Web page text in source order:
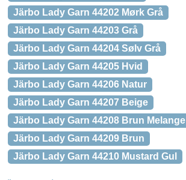
Järbo Lady Garn 44202 Mørk Grå
Järbo Lady Garn 44203 Grå
Järbo Lady Garn 44204 Sølv Grå
Järbo Lady Garn 44205 Hvid
Järbo Lady Garn 44206 Natur
Järbo Lady Garn 44207 Beige
Järbo Lady Garn 44208 Brun Melange
Järbo Lady Garn 44209 Brun
Järbo Lady Garn 44210 Mustard Gul